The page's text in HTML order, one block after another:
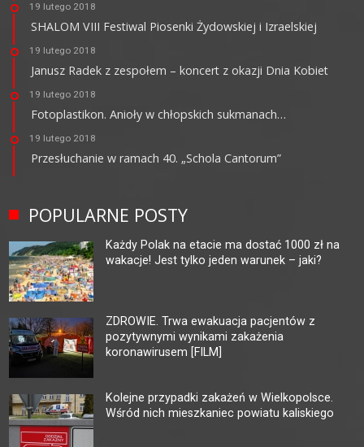
19 lutego 2018
SHALOM VIII Festiwal Piosenki Żydowskiej i Izraelskiej
19 lutego 2018
Janusz Radek z zespołem – koncert z okazji Dnia Kobiet
19 lutego 2018
Fotoplastikon. Anioły w chłopskich sukmanach…
19 lutego 2018
Przesłuchanie w ramach 40. „Schola Cantorum”
POPULARNE POSTY
Każdy Polak na etacie ma dostać 1000 zł na
wakacje! Jest tylko jeden warunek – jaki?
ZDROWIE. Trwa ewakuacja pacjentów z
pozytywnymi wynikami zakażenia
koronawirusem [FILM]
Kolejne przypadki zakażeń w Wielkopolsce.
Wśród nich mieszkaniec powiatu kaliskiego